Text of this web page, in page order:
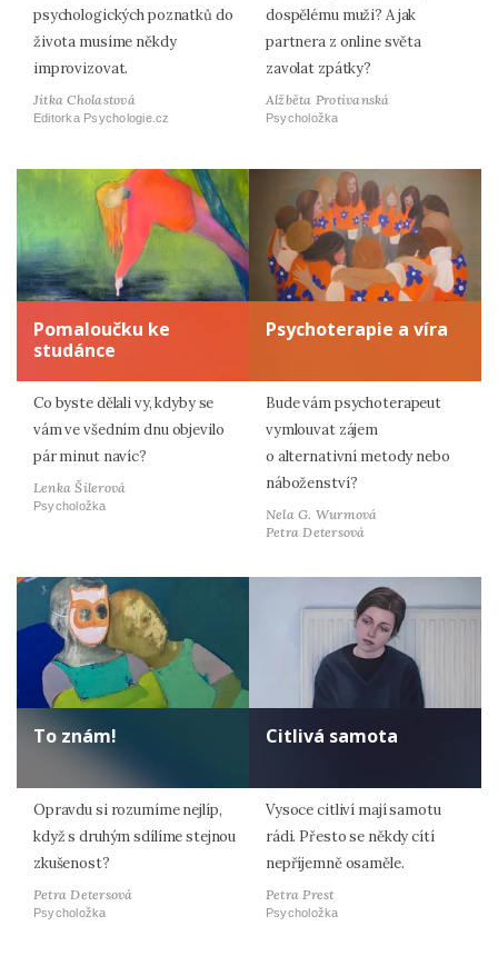
psychologických poznatků do
života musíme někdy
improvizovat.
Jitka Cholastová
Editorka Psychologie.cz
dospělému muži? A jak
partnera z online světa
zavolat zpátky?
Alžběta Protivanská
Psycholožka
Pomaloučku ke
studánce
Co byste dělali vy, kdyby se
vám ve všedním dnu objevilo
pár minut navíc?
Lenka Šilerová
Psycholožka
Psychoterapie a víra
Bude vám psychoterapeut
vymlouvat zájem
o alternativní metody nebo
náboženství?
Nela G. Wurmová
Petra Detersová
To znám!
Opravdu si rozumíme nejlíp,
když s druhým sdílíme stejnou
zkušenost?
Petra Detersová
Psycholožka
Citlivá samota
Vysoce citliví mají samotu
rádi. Přesto se někdy cítí
nepříjemně osaměle.
Petra Prest
Psycholožka